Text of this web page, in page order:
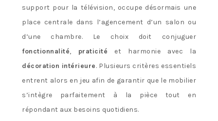
support pour la télévision, occupe désormais une
place centrale dans l’agencement d’un salon ou
d’une chambre. Le choix doit conjuguer
fonctionnalité, praticité et harmonie avec la
décoration intérieure. Plusieurs critères essentiels
entrent alors en jeu afin de garantir que le mobilier
s’intègre parfaitement à la pièce tout en
répondant aux besoins quotidiens.